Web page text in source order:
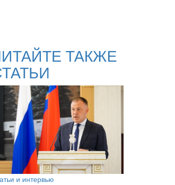
ТАКЖЕ
и интервью